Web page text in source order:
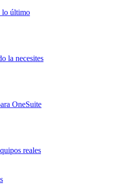
lo último
la necesites
OneSuite
reales